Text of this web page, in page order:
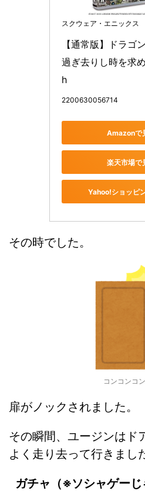
スクウェア・エニックス
【通常版】ドラゴ
過ぎ去りし時を求
h
2200630056714
Amazonで
楽天市場で
Yahoo!ショッピ
その時でした。
コンコンコ
扉がノックされました。
その瞬間、ユージンはド
よく走り去って行きまし
ガチャ（※ソシャゲーじ